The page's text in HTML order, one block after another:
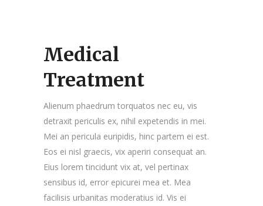
Medical
Treatment
Alienum phaedrum torquatos nec eu, vis
detraxit periculis ex, nihil expetendis in mei.
Mei an pericula euripidis, hinc partem ei est.
Eos ei nisl graecis, vix aperiri consequat an.
Eius lorem tincidunt vix at, vel pertinax
sensibus id, error epicurei mea et. Mea
facilisis urbanitas moderatius id. Vis ei